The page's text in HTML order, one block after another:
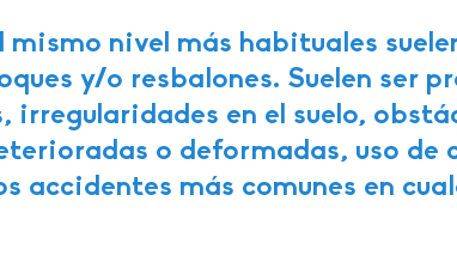
mismo nivel más habituales
y/o resbalones. Suelen ser
irregularidades en el suelo,
o deformadas, uso de
accidentes más comunes en